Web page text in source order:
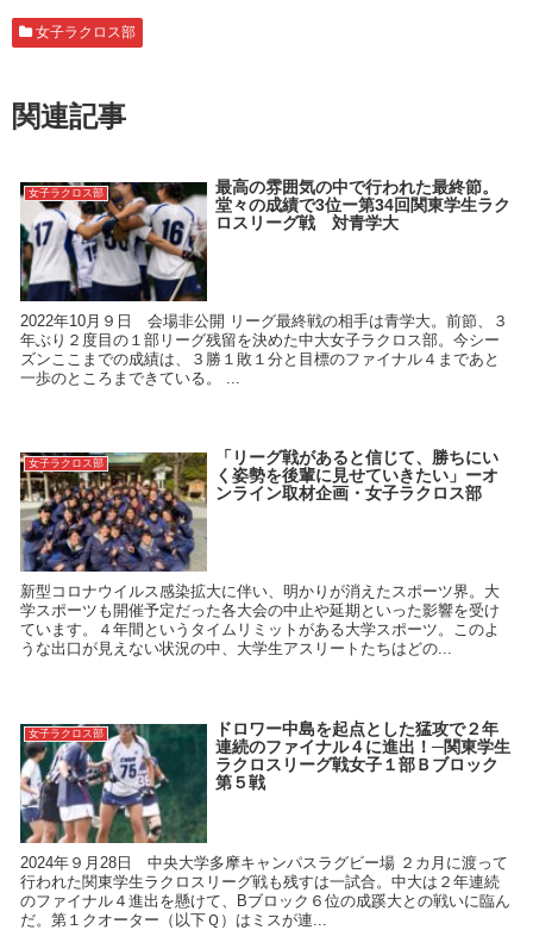
女子ラクロス部
関連記事
女子ラクロス部
最高の雰囲気の中で行われた最終節。
堂々の成績で3位ー第34回関東学生ラク
ロスリーグ戦 対青学大
2022年10月９日 会場非公開 リーグ最終戦の相手は青学大。前節、３
年ぶり２度目の１部リーグ残留を決めた中大女子ラクロス部。今シー
ズンここまでの成績は、３勝１敗１分と目標のファイナル４まであと
一歩のところまできている。 ...
女子ラクロス部
「リーグ戦があると信じて、勝ちにい
く姿勢を後輩に見せていきたい」ーオ
ンライン取材企画・女子ラクロス部
新型コロナウイルス感染拡大に伴い、明かりが消えたスポーツ界。大
学スポーツも開催予定だった各大会の中止や延期といった影響を受け
ています。４年間というタイムリミットがある大学スポーツ。このよ
うな出口が見えない状況の中、大学生アスリートたちはどの...
女子ラクロス部
ドロワー中島を起点とした猛攻で２年
連続のファイナル４に進出！─関東学生
ラクロスリーグ戦女子１部Ｂブロック
第５戦
2024年９月28日 中央大学多摩キャンパスラグビー場 ２カ月に渡って
行われた関東学生ラクロスリーグ戦も残すは一試合。中大は２年連続
のファイナル４進出を懸けて、Bブロック６位の成蹊大との戦いに臨ん
だ。第１クオーター（以下Ｑ）はミスが連...